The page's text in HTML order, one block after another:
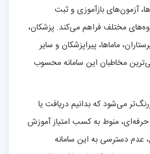
بازآموزی و ثبت
مختلف فراهم می‌کند. پزشکان،
ماماها، پیراپزشکان و سایر
مخاطبان این سامانه محسوب
می‌شود که بدانیم دریافت یا
منوط به کسب امتیاز آموزش
دسترسی به این سامانه